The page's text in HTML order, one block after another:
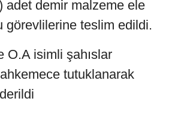
adet demir malzeme ele
görevlilerine teslim edildi.
O.A isimli şahıslar
tutuklanarak